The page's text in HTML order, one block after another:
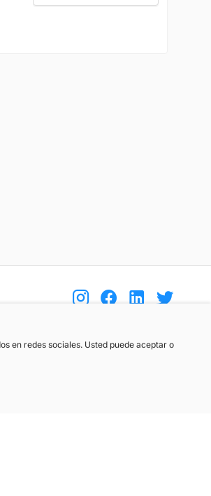
en redes sociales. Usted puede aceptar o